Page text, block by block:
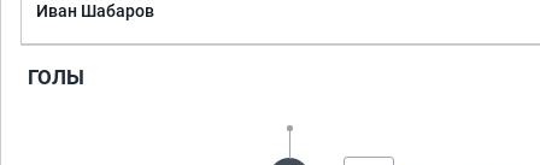
Иван Шабаров
ГОЛЫ